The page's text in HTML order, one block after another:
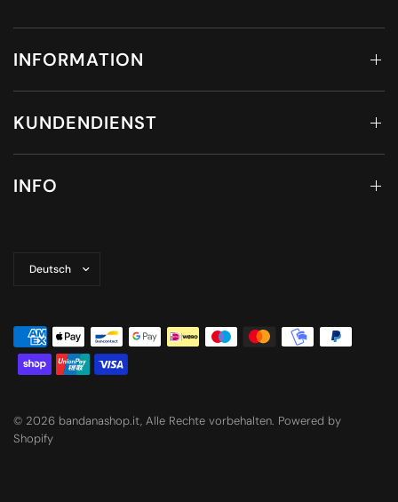
INFORMATION
KUNDENDIENST
INFO
aktualisieren
© 2026 bandanashop.it, Alle Rechte vorbehalten. Powered by
Shopify